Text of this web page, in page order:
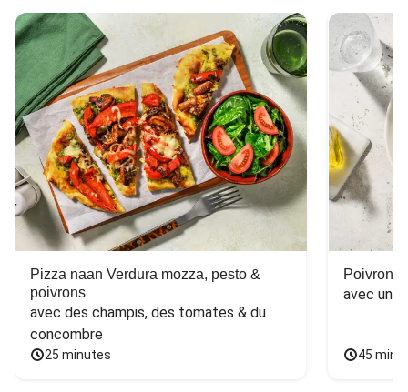
Pizza naan Verdura mozza, pesto &
poivrons
avec des champis, des tomates & du
concombre
25 minutes
Poivron
avec une
45